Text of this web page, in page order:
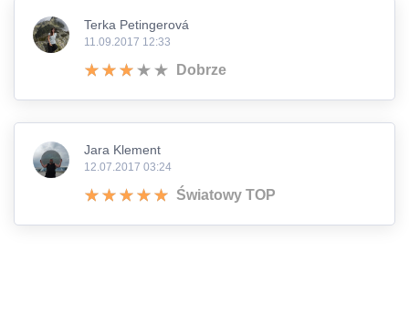
Terka Petingerová
11.09.2017 12:33
Dobrze
Jara Klement
12.07.2017 03:24
Światowy TOP